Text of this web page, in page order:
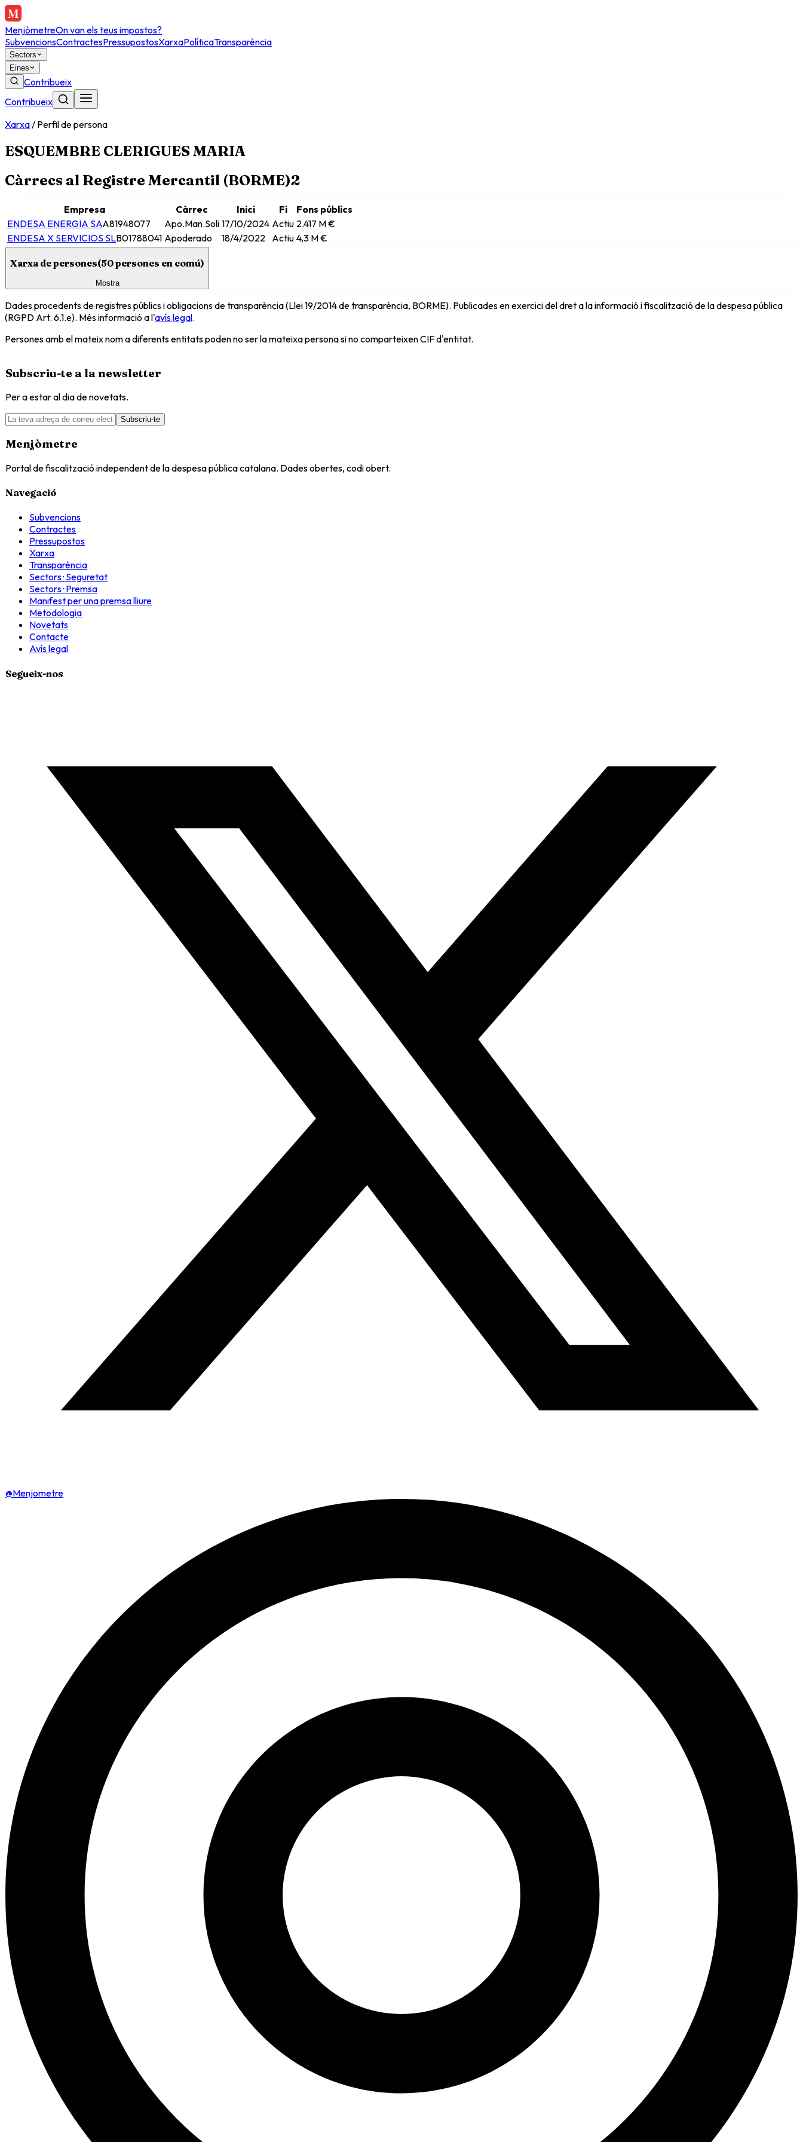
MenjòmetreOn van els teus impostos?
SubvencionsContractesPressupostosXarxaPolíticaTransparència
Sectors
Eines
Contribueix
Contribueix
Xarxa/ Perfil de persona
ESQUEMBRE CLERIGUES MARIA
Càrrecs al Registre Mercantil (BORME)2
Empresa Càrrec Inici Fi
Fons públics
ENDESA ENERGIA SAA81948077 Apo.Man.Soli 17/10/2024 Actiu 2.417 M €
ENDESA X SERVICIOS SLB01788041 Apoderado 18/4/2022 Actiu 4,3 M €
Xarxa de persones(50persones en comú)
Mostra
Dades procedents de registres públics i obligacions de transparència (Llei 19/2014 de transparència, BORME). Publicades en exercici del dret a la informació i fiscalització de la despesa pública
(RGPD Art. 6.1.e). Més informació a l'avís legal.
Persones amb el mateix nom a diferents entitats poden no ser la mateixa persona si no comparteixen CIF d'entitat.
Subscriu-te a la newsletter
Per a estar al dia de novetats.
Subscriu-te
Menjòmetre
Portal de fiscalització independent de la despesa pública catalana. Dades obertes, codi obert.
Navegació
Subvencions
Contractes
Pressupostos
Xarxa
Transparència
Sectors · Seguretat
Sectors · Premsa
Manifest per una premsa lliure
Metodologia
Novetats
Contacte
Avís legal
Segueix-nos
@Menjometre